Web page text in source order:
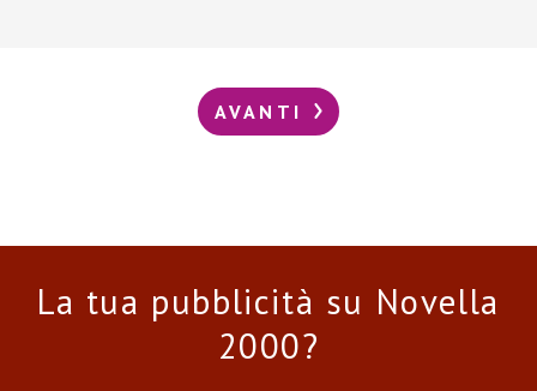
AVANTI
La tua pubblicità su Novella
2000?